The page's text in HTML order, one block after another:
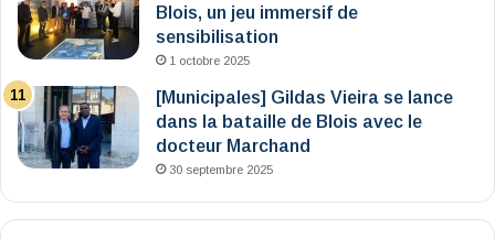
Blois, un jeu immersif de
sensibilisation
1 octobre 2025
[Municipales] Gildas Vieira se lance
dans la bataille de Blois avec le
docteur Marchand
30 septembre 2025